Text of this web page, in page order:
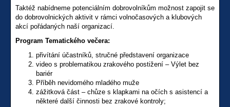
Taktéž nabídneme potenciálním dobrovolníkům možnost zapojit se
do dobrovolnických aktivit v rámci volnočasových a klubových
akcí pořádaných naší organizací.
Program Tematického večera:
přivítání účastníků, stručné představení organizace
video s problematikou zrakového postižení – Výlet bez
bariér
Příběh nevidomého mladého muže
zážitková část – chůze s klapkami na očích s asistencí a
některé další činnosti bez zrakové kontroly;